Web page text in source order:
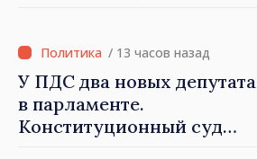
Северной Ирландии Ферн
Хорин
/ 13 часов назад
У ПДС два новых депутата
в парламенте.
Конституционный суд